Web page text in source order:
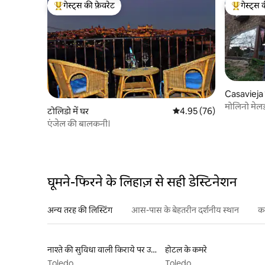
गेस्ट्स का टॉप फ़ेवरेट
गेस्ट्स की फ़ेवरेट
टोलिडो में घर औसत रेटिंग 5 में से 4.95, 76
4.95 (76)
एंजेल की बालकनी।
गेस्ट्स का
गेस्ट्स
मोलिनो
घूमने-फिरने के लिहाज़ से सही डेस्टिनेशन
अन्य तरह की लिस्टिंग आस-पास के बेहतरीन दर्शनीय स्थान
नाश्ते की सुविधा वाली किराये पर उपलब्ध लिस्टिंग
होटल के कमरे